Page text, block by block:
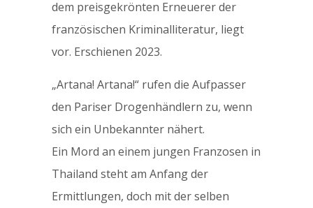
dem preisgekrönten Erneuerer der
französischen Kriminalliteratur, liegt
vor. Erschienen 2023.
„Artana! Artana!“ rufen die Aufpasser
den Pariser Drogenhändlern zu, wenn
sich ein Unbekannter nähert.
Ein Mord an einem jungen Franzosen in
Thailand steht am Anfang der
Ermittlungen, doch mit der selben